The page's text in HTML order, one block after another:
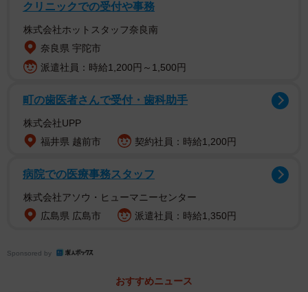
にはおいしそうな寿司のレプリカが。ホタテの寿司を、世
界最大の二枚貝オオシャコガイ（絶滅危惧種！！）で作っ
たら何貫できる？－など、「いたって真面目に制作した」
という展示が並ぶ。担当チームは飼育歴１０年以上のベテ
説文には「カワハギはおちょぼ口でユニークな動きです
が、実はほかの魚のヒレをかじる厄介者」など「ネタ」た
ちの生態を熟知しているからこそのトリビアが記されてい
クリニックでの受付や事務
株式会社ホットスタッフ奈良南
奈良県 宇陀市
派遣社員：時給1,200円～1,500円
町の歯医者さんで受付・歯科助手
株式会社UPP
福井県 越前市
契約社員：時給1,200円
病院での医療事務スタッフ
株式会社アソウ・ヒューマニーセンター
広島県 広島市
派遣社員：時給1,350円
Sponsored by
おすすめニュース